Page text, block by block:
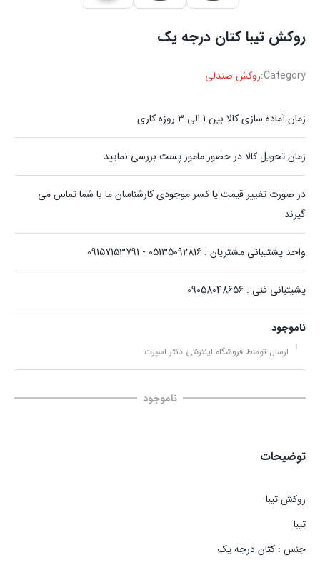
روکش تیبا کتان درجه یک
Category: روکش صندلی
زمان آماده سازی کالا بین 1 الی 3 روزه کاری
زمان تحویل کالا در حضور مامور پست بررسی نمایید
در صورت تغییر قیمت یا کسر موجودی کارشناسان ما با شما تماس می
گیرند
واحد پشتیبانی مشتریان : 05135092816 - 09157153791
پشیتبانی فنی : 09058048656
ناموجود
ارسال توسط فروشگاه اینترنتی دکتر اسپرت
ناموجود
توضیحات
روکش تیبا
تیبا
جنس : کتان درجه یک